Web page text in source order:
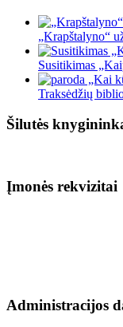
„Krapštalyno“
Susitikimas
Traksėdžių
Šilutės
Įmonės rekvizitai
Administracijos